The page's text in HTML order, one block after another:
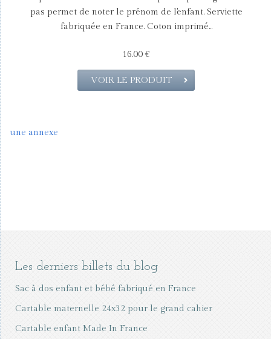
pas permet de noter le prénom de l'enfant. Serviette
fabriquée en France. Coton imprimé...
16.00 €
VOIR LE PRODUIT
une annexe
Les derniers billets du blog
Sac à dos enfant et bébé fabriqué en France
Cartable maternelle 24x32 pour le grand cahier
Cartable enfant Made In France